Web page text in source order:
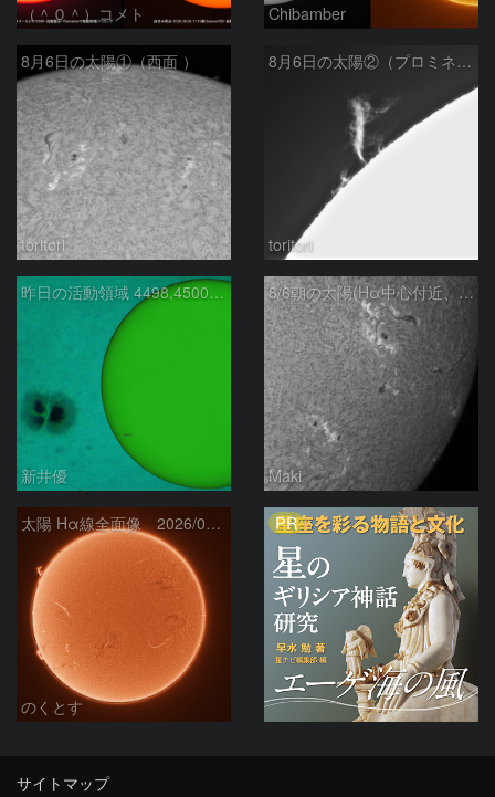
（＾０＾）コメト Chibamber
8月6日の太陽①（西面 ）
toritori
8月6日の太陽②（プロミネン北東縁 ）
toritori
昨日の活動領域 4498,4500：2026/08/05
新井優
8/6朝の太陽(Hα中心付近、4498、4502付近)
Maki
太陽 Hα線全面像 2026/08/06
のくとす
PR
サイトマップ